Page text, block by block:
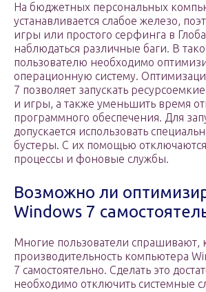
На бюджетных персональных
устанавливается слабое железо,
игры или простого серфинга в
наблюдаться различные баги. В
пользователю необходимо
операционную систему.
7 позволяет запускать
и игры, а также уменьшить время
программного обеспечения. Для
допускается использовать
бустеры. С их помощью
процессы и фоновые службы.
Возможно ли
Windows 7
Многие пользователи спрашивают,
производительность компьютера
7 самостоятельно. Сделать это
необходимо отключить системные